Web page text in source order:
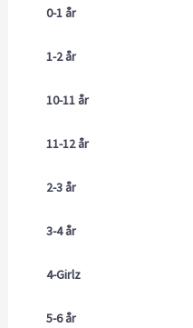
0-1 år
1-2 år
10-11 år
11-12 år
2-3 år
3-4 år
4-Girlz
5-6 år